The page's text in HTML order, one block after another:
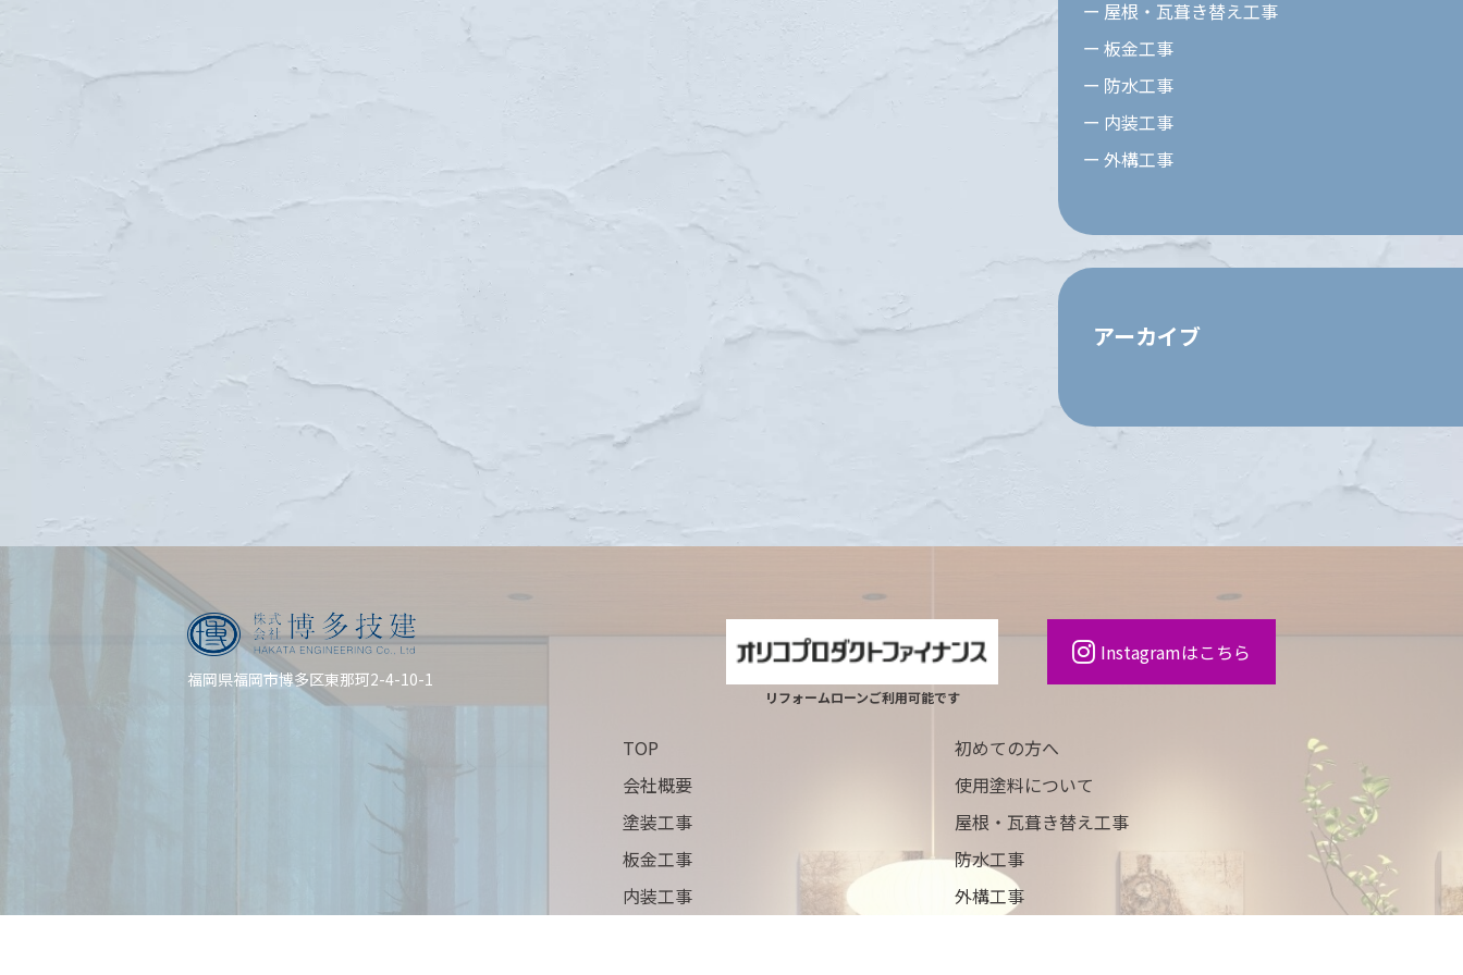
屋根・瓦葺き替え工事
板金工事
防水工事
内装工事
外構工事
アーカイブ
福岡県福岡市博多区東那珂2-4-10-1
リフォームローンご利用可能です
Instagramはこちら
TOP
初めての方へ
会社概要
使用塗料について
塗装工事
屋根・瓦葺き替え工事
板金工事
防水工事
内装工事
外構工事